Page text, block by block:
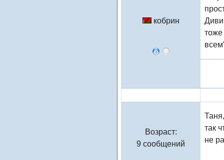
кобрин
тоже
Возраст:
9 сообщений
так
не